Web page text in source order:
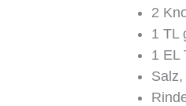
2
1 TL
1 EL